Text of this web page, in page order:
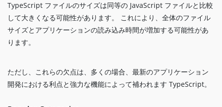
TypeScript ファイルのサイズは同等の JavaScript ファイルと比較
して大きくなる可能性があります。 これにより、全体のファイル
サイズとアプリケーションの読み込み時間が増加する可能性があ
ります。
ただし、これらの欠点は、多くの場合、最新のアプリケーション
開発における利点と強力な機能によって補われます TypeScript。